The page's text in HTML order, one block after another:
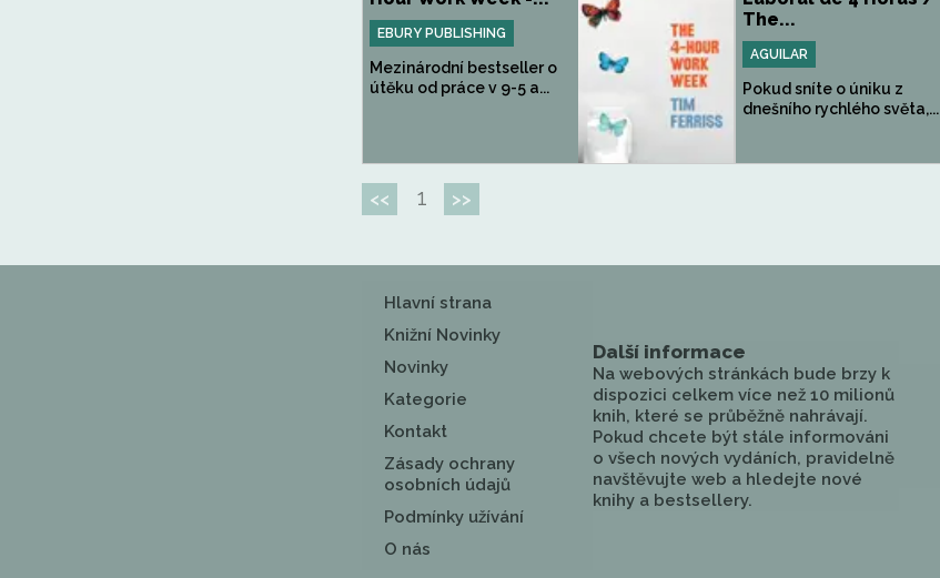
EBURY PUBLISHING
Mezinárodní bestseller o
útěku od práce v 9-5 a...
The...
AGUILAR
Pokud sníte o úniku z
dnešního rychlého světa,...
<< 1 >>
Hlavní strana
Knižní Novinky
Novinky
Kategorie
Kontakt
Zásady ochrany
osobních údajů
Podmínky užívání
O nás
Další informace
Na webových stránkách bude brzy k
dispozici celkem více než 10 milionů
knih, které se průběžně nahrávají.
Pokud chcete být stále informováni
o všech nových vydáních, pravidelně
navštěvujte web a hledejte nové
knihy a bestsellery.